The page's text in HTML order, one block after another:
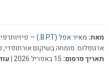
מאת: מאיר אפל (B.P.T.)
—
ארגופלוס. מומחה בשיקום אורתופדי,
תאריך פרסום: